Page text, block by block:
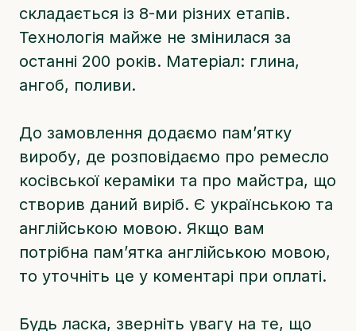
складається із 8-ми різних етапів.
Технологія майже не змінилася за
останні 200 років. Матеріал: глина,
ангоб, поливи.
До замовлення додаємо памʼятку
виробу, де розповідаємо про ремесло
косівської кераміки та про майстра, що
створив даний виріб. Є українською та
англійською мовою. Якщо вам
потрібна памʼятка англійською мовою,
то уточніть це у коментарі при оплаті.
Будь ласка, зверніть увагу на те, що